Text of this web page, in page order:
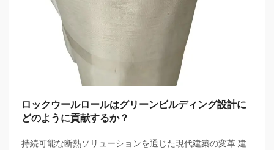
ロックウールロールはグリーンビルディング設計に
どのように貢献するか？
持続可能な断熱ソリューションを通じた現代建築の変革 建